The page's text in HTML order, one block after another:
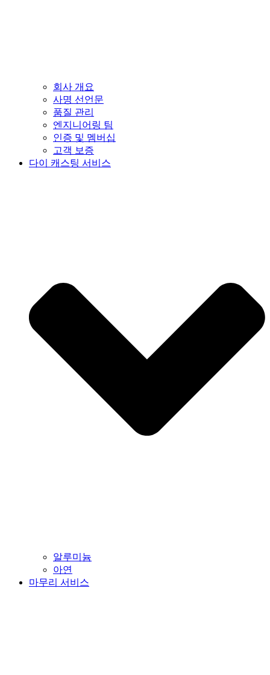
회사 개요
사명 선언문
품질 관리
엔지니어링 팀
인증 및 멤버십
고객 보증
다이 캐스팅 서비스
알루미늄
아연
마무리 서비스